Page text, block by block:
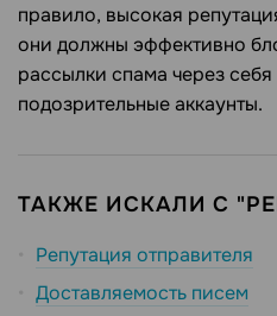
правило, высокая
они должны эффективно
рассылки спама через
подозрительные аккаунты.
ТАКЖЕ ИСКАЛИ С
Репутация отправителя
Доставляемость писем